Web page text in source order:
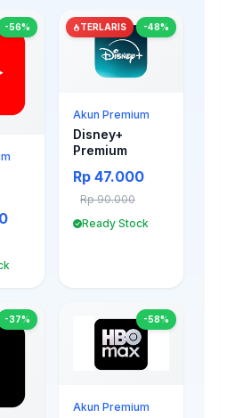
-56% TERLARIS -48%
Akun Premium
Disney+
Premium
Rp 47.000
Rp 90.000
Ready Stock
-37% -58%
Akun Premium